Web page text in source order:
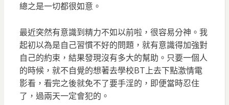
總之是一切都很如意。
最近突然有意識到精力不如以前啦，很容易分神。我
起初以為是自己習慣不好的問題，就有意識得加強對
自己的約束，結果發現沒有多大的幫助。只要一個人
的時候，就不自覺的想著去學校BT上去下點激情電
影看，看完之後就免不了要手淫的，即便當時忍住
了，過兩天一定會犯的。